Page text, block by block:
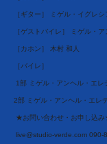
［ギター］ ミゲル・イグレシ
［ゲストバイレ］ ミゲル・
［カホン］ 木村 和人
［バイレ］
1部 ミゲル・アンヘル・エ
2部 ミゲル・アンヘル・エレ
★お問い合わせ・お申し込
live@studio-verde.com 090-